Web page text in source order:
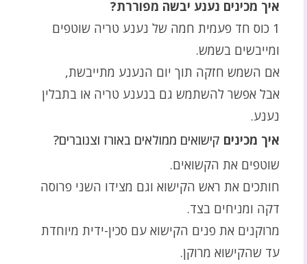
איך מכינים נענע יבשה מפוררת?
1 כוס חד פעמית חמה של נענע טריה שוטפים
ומייבשים בשמש.
אם השמש חזקה תוך יום הנענע מתייבשת,
אבל אפשר להשתמש גם בנענע טריה או בתבלין
נענע.
איך מכינים קישואים ממולאים באורז וצנוברים?
שוטפים את הקשואים.
חותכים את ראש הקישוא וגם מצידו השני פרוסה
דקה ומניחים בצד.
מרוקנים את פנים הקישוא עם סכין-ידית מיוחדת
עד שהקישוא מרוקן.